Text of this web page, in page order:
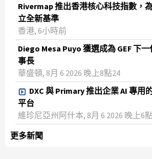
Rivermap 推出香港核心科技指數，
立全新基準
香港, 6小時前
Diego Mesa Puyo 獲選成為 GEF 下
事長
華盛頓, 8月 6 2026 晚上8點24
DXC 與 Primary 推出企業 AI 專用
平台
維珍尼亞州阿什本, 8月 6 2026 晚上6
更多新聞